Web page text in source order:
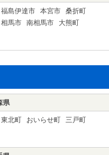
福島伊達市 本宮市
桑折町
相馬市 南相馬市
大熊町
県
東北町 おいらせ町
三戸町